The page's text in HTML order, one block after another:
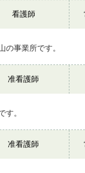
看護師
の事業所です。
准看護師
す。
准看護師